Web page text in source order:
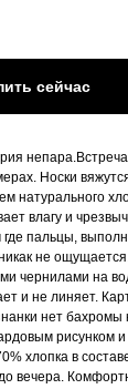
сейчас
Носки
натурального
влагу и
пальцы,
не
чернилами на
и не линяет.
нет бахромы
рисунком
хлопка в
вечера.